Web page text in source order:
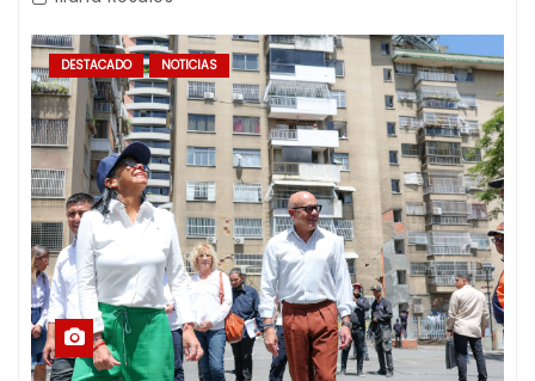
DESTACADO NOTICIAS